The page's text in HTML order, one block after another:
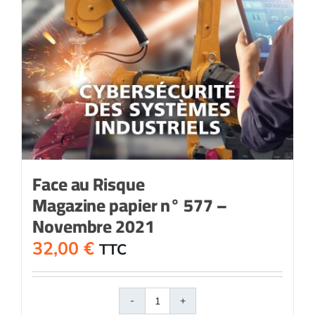
Face au Risque
Magazine papier n° 577 –
Novembre 2021
32,00 € TTC
quantité